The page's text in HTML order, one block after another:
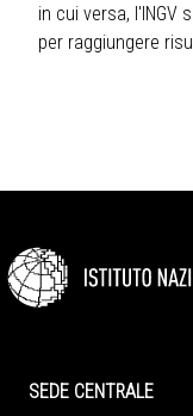
in cui versa, l'INGV
per raggiungere
SEDE CENTRALE